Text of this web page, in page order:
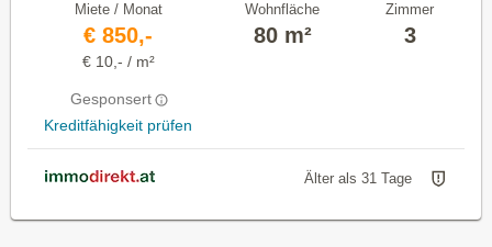
Miete / Monat
€ 850,-
€ 10,- / m²
Gesponsert
Kreditfähigkeit prüfen
Wohnfläche
80 m²
Zimmer
3
Älter als 31 Tage